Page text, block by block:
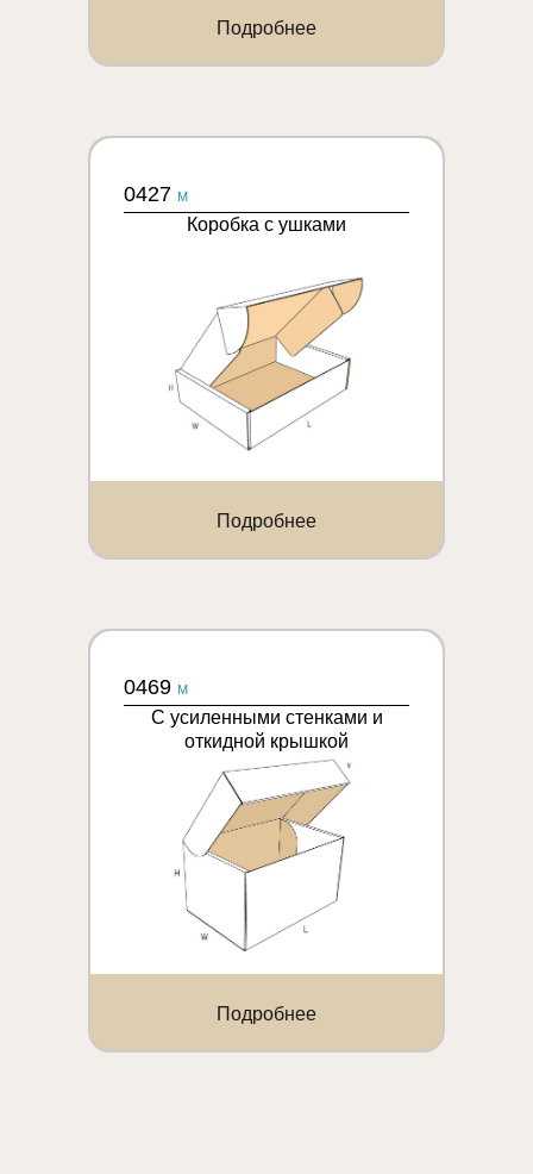
Подробнее
0427 M
Коробка с ушками
Подробнее
0469 M
С усиленными стенками и
откидной крышкой
Подробнее